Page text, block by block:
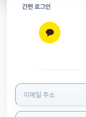
간편 로그인
로그인 정보 입력